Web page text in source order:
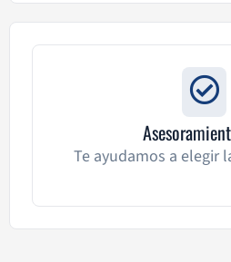
Te ayudamos a elegir